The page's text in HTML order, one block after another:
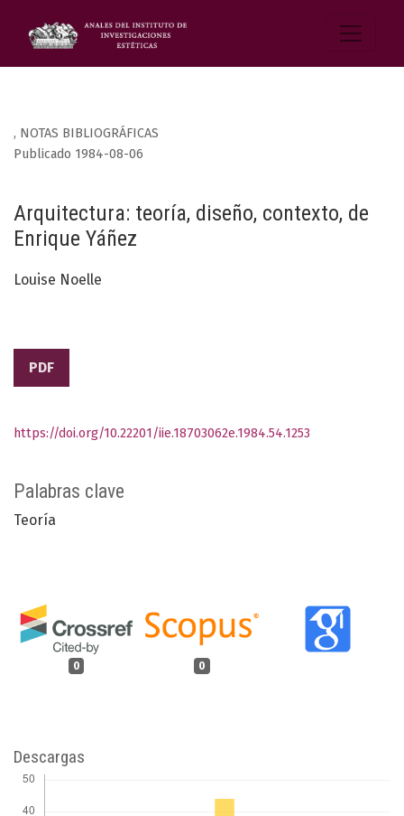
, NOTAS BIBLIOGRÁFICAS
Arquitectura: teoría, diseño, contexto, de
Enrique Yáñez
Publicado 1984-08-06
Louise Noelle
PDF
Palabras clave
Teoría
0 0
https://doi.org/10.22201/iie.18703062e.1984.54.1253
Descargas